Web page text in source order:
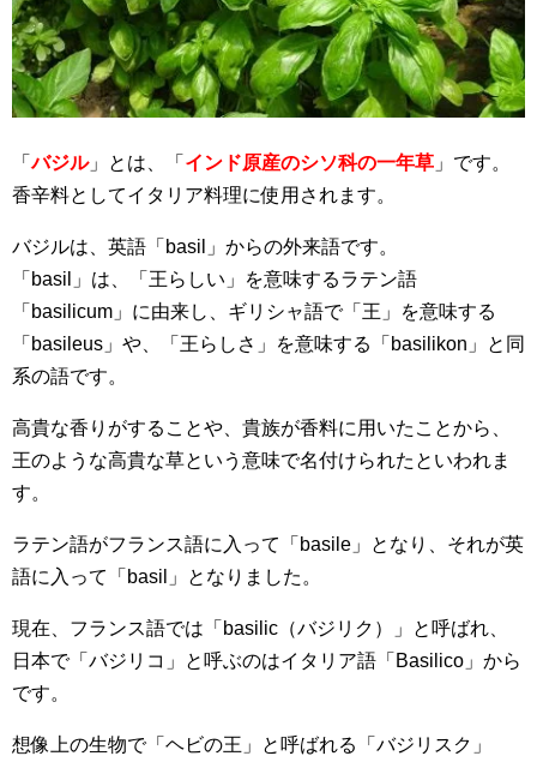
「バジル」とは、「 インド原産のシソ科の一年草 」です。
香辛料としてイタリア料理に使用されます。
バジルは、英語「basil」からの外来語です。
「basil」は、「王らしい」を意味するラテン語
「basilicum」に由来し、ギリシャ語で「王」を意味する
「basileus」や、「王らしさ」を意味する「basilikon」と同
系の語です。
高貴な香りがすることや、貴族が香料に用いたことから、
王のような高貴な草という意味で名付けられたといわれま
す。
ラテン語がフランス語に入って「basile」となり、それが英
語に入って「basil」となりました。
現在、フランス語では「basilic（バジリク）」と呼ばれ、
日本で「バジリコ」と呼ぶのはイタリア語「Basilico」から
です。
想像上の生物で「ヘビの王」と呼ばれる「バジリスク」